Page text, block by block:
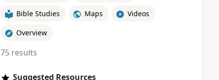
Bible Studies Maps Videos
Overview
75 results
Suggested Resources